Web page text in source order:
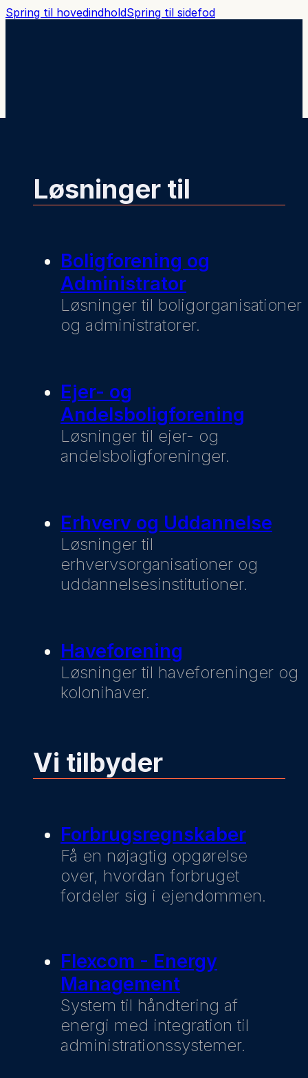
Spring til hovedindholdSpring til sidefod
Løsninger til
Boligforening og
Administrator
Løsninger til boligorganisationer
og administratorer.
Ejer- og
Andelsboligforening
Løsninger til ejer- og
andelsboligforeninger.
Erhverv og Uddannelse
Løsninger til
erhvervsorganisationer og
uddannelsesinstitutioner.
Haveforening
Løsninger til haveforeninger og
kolonihaver.
Vi tilbyder
Forbrugsregnskaber
Få en nøjagtig opgørelse
over, hvordan forbruget
fordeler sig i ejendommen.
Flexcom - Energy
Management
System til håndtering af
energi med integration til
administrationssystemer.